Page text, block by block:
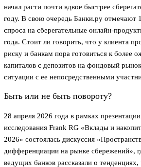
начал расти почти вдвое быстрее
году. В свою очередь Банки.ру отмечают
спроса на сберегательные онлайн-
года. Стоит ли говорить, что у клиента
риску и банкам пора готовиться к более
капиталов с депозитов на фондовый
ситуации с ее непосредственными
Быть или не быть повороту?
28 апреля 2026 года в рамках презентации
исследования Frank RG «Вклады и
2026» состоялась дискуссия
дифференциации на рынке сбережений»,
ведущих банков рассказали о